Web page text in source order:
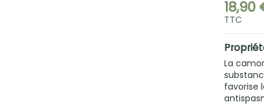
18,90
TTC
La
favorise